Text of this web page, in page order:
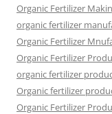
Organic Fertilizer
organic fertilizer
Organic Fertilizer
Organic Fertilizer
organic fertilizer
Organic fertilizer
Organic Fertilizer